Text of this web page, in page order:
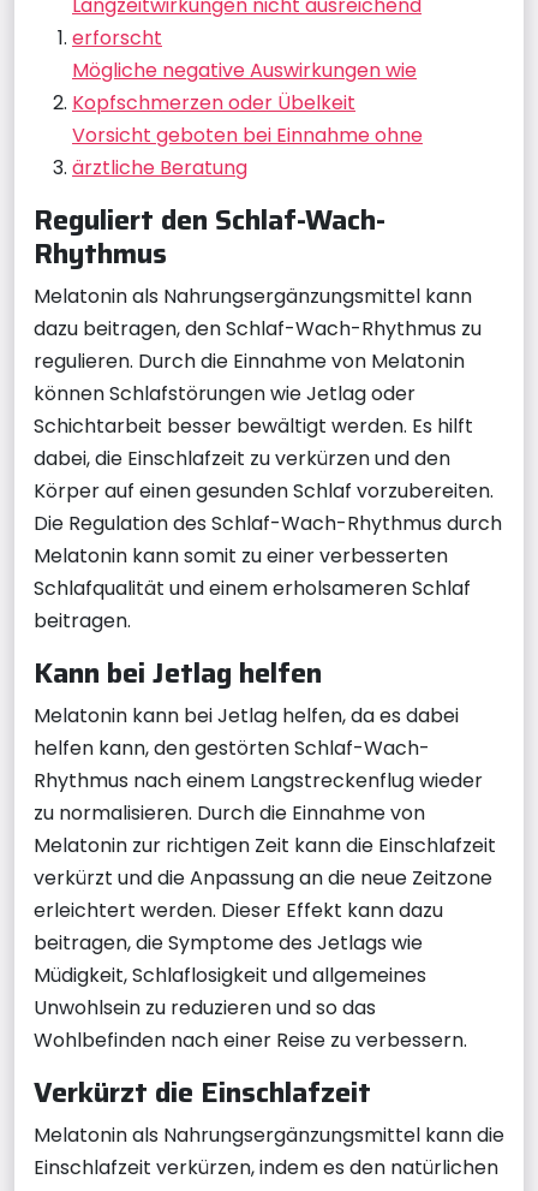
Langzeitwirkungen nicht ausreichend
erforscht
Mögliche negative Auswirkungen wie
Kopfschmerzen oder Übelkeit
Vorsicht geboten bei Einnahme ohne
ärztliche Beratung
Reguliert den Schlaf-Wach-
Rhythmus
Melatonin als Nahrungsergänzungsmittel kann
dazu beitragen, den Schlaf-Wach-Rhythmus zu
regulieren. Durch die Einnahme von Melatonin
können Schlafstörungen wie Jetlag oder
Schichtarbeit besser bewältigt werden. Es hilft
dabei, die Einschlafzeit zu verkürzen und den
Körper auf einen gesunden Schlaf vorzubereiten.
Die Regulation des Schlaf-Wach-Rhythmus durch
Melatonin kann somit zu einer verbesserten
Schlafqualität und einem erholsameren Schlaf
beitragen.
Kann bei Jetlag helfen
Melatonin kann bei Jetlag helfen, da es dabei
helfen kann, den gestörten Schlaf-Wach-
Rhythmus nach einem Langstreckenflug wieder
zu normalisieren. Durch die Einnahme von
Melatonin zur richtigen Zeit kann die Einschlafzeit
verkürzt und die Anpassung an die neue Zeitzone
erleichtert werden. Dieser Effekt kann dazu
beitragen, die Symptome des Jetlags wie
Müdigkeit, Schlaflosigkeit und allgemeines
Unwohlsein zu reduzieren und so das
Wohlbefinden nach einer Reise zu verbessern.
Verkürzt die Einschlafzeit
Melatonin als Nahrungsergänzungsmittel kann die
Einschlafzeit verkürzen, indem es den natürlichen